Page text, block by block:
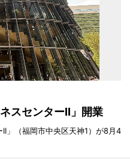
スセンターII」開業
」（福岡市中央区天神1）が8月4